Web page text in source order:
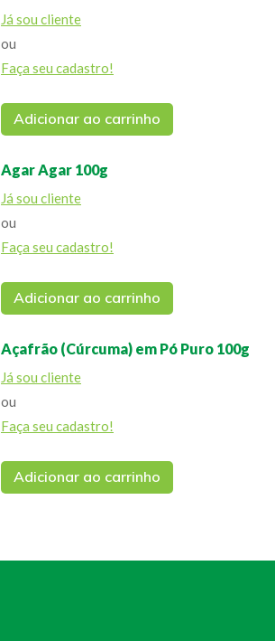
Já sou cliente
ou
Faça seu cadastro!
Adicionar ao carrinho
Agar Agar 100g
Já sou cliente
ou
Faça seu cadastro!
Adicionar ao carrinho
Açafrão (Cúrcuma) em Pó Puro 100g
Já sou cliente
ou
Faça seu cadastro!
Adicionar ao carrinho